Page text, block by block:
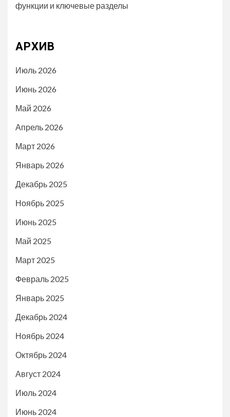
функции и ключевые разделы
АРХИВ
Июль 2026
Июнь 2026
Май 2026
Апрель 2026
Март 2026
Январь 2026
Декабрь 2025
Ноябрь 2025
Июнь 2025
Май 2025
Март 2025
Февраль 2025
Январь 2025
Декабрь 2024
Ноябрь 2024
Октябрь 2024
Август 2024
Июль 2024
Июнь 2024